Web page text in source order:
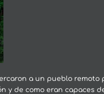
a un pueblo
y de como eran capaces